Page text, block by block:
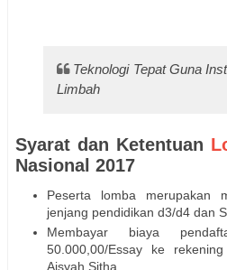
Teknologi Tepat Guna
Limbah
Syarat dan Ketentuan
Nasional 2017
Peserta lomba merupakan
jenjang pendidikan d3/d4 dan
Membayar biaya
50.000,00/Essay ke
Aisyah Sitha